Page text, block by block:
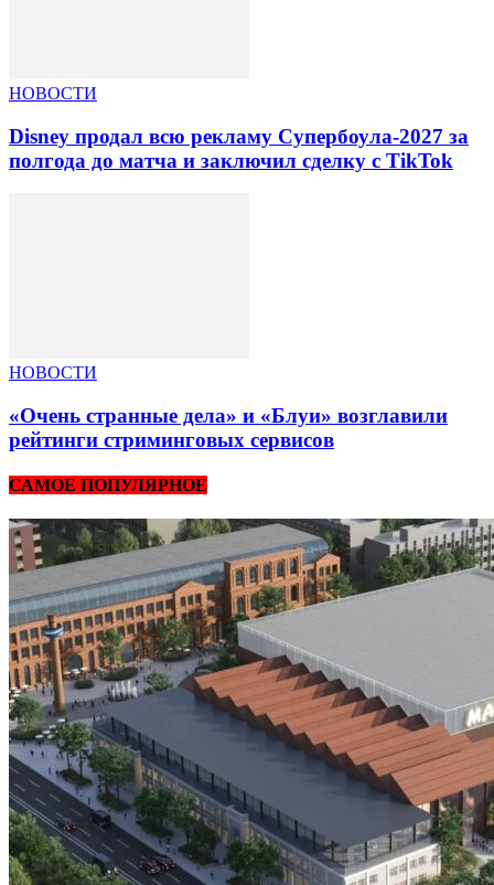
НОВОСТИ
Disney продал всю рекламу Супербоула-2027 за
полгода до матча и заключил сделку с TikTok
НОВОСТИ
«Очень странные дела» и «Блуи» возглавили
рейтинги стриминговых сервисов
САМОЕ ПОПУЛЯРНОЕ